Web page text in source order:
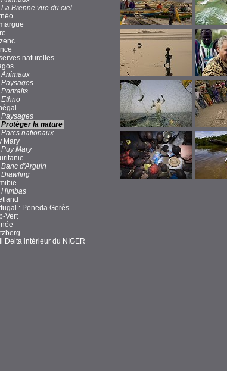
La Brenne vue du ciel
naturelles
Animaux
Paysages
Portraits
Ethno
Paysages
Protéger la nature
Parcs nationaux
Mary
Puy Mary
Banc d'Arguin
Diawling
Himbas
: Peneda Gerès
Vert
Delta intérieur du NIGER